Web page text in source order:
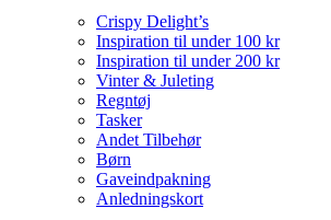
Crispy Delight’s
Inspiration til under 100 kr
Inspiration til under 200 kr
Vinter & Juleting
Regntøj
Tasker
Andet Tilbehør
Børn
Gaveindpakning
Anledningskort